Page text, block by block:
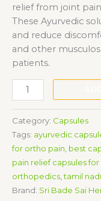
relief from joint
These Ayurvedic
and reduce
and other
patients.
Bade
Ortho
Capsules
quantity
Category: Capsules
Tags: ayurvedic
for ortho pain best
pain relief capsules
orthopedics ,tamil
Brand: Sri Bade Sai